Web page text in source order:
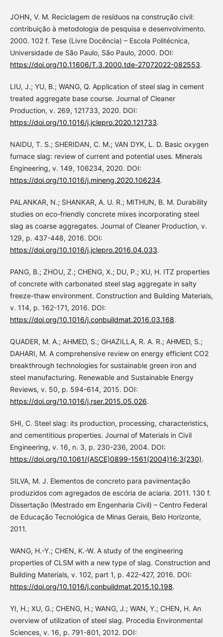
JOHN, V. M. Reciclagem de resíduos na construção civil:
contribuição à metodologia de pesquisa e desenvolvimento.
2000. 102 f. Tese (Livre Docência) – Escola Politécnica,
Universidade de São Paulo, São Paulo, 2000. DOI:
https://doi.org/10.11606/T.3.2000.tde-27072022-082553.
LIU, J.; YU, B.; WANG, Q. Application of steel slag in cement
treated aggregate base course. Journal of Cleaner
Production, v. 269, 121733, 2020. DOI:
https://doi.org/10.1016/j.jclepro.2020.121733.
NAIDU, T. S.; SHERIDAN, C. M.; VAN DYK, L. D. Basic oxygen
furnace slag: review of current and potential uses. Minerals
Engineering, v. 149, 106234, 2020. DOI:
https://doi.org/10.1016/j.mineng.2020.106234.
PALANKAR, N.; SHANKAR, A. U. R.; MITHUN, B. M. Durability
studies on eco-friendly concrete mixes incorporating steel
slag as coarse aggregates. Journal of Cleaner Production, v.
129, p. 437-448, 2016. DOI:
https://doi.org/10.1016/j.jclepro.2016.04.033.
PANG, B.; ZHOU, Z.; CHENG, X.; DU, P.; XU, H. ITZ properties
of concrete with carbonated steel slag aggregate in salty
freeze-thaw environment. Construction and Building Materials,
v. 114, p. 162-171, 2016. DOI:
https://doi.org/10.1016/j.conbuildmat.2016.03.168.
QUADER, M. A.; AHMED, S.; GHAZILLA, R. A. R.; AHMED, S.;
DAHARI, M. A comprehensive review on energy efficient CO2
breakthrough technologies for sustainable green iron and
steel manufacturing. Renewable and Sustainable Energy
Reviews, v. 50, p. 594-614, 2015. DOI:
https://doi.org/10.1016/j.rser.2015.05.026.
SHI, C. Steel slag: its production, processing, characteristics,
and cementitious properties. Journal of Materials in Civil
Engineering, v. 16, n. 3, p. 230-236, 2004. DOI:
https://doi.org/10.1061/(ASCE)0899-1561(2004)16:3(230).
SILVA, M. J. Elementos de concreto para pavimentação
produzidos com agregados de escória de aciaria. 2011. 130 f.
Dissertação (Mestrado em Engenharia Civil) – Centro Federal
de Educação Tecnológica de Minas Gerais, Belo Horizonte,
2011.
WANG, H.-Y.; CHEN, K.-W. A study of the engineering
properties of CLSM with a new type of slag. Construction and
Building Materials, v. 102, part 1, p. 422-427, 2016. DOI:
https://doi.org/10.1016/j.conbuildmat.2015.10.198.
YI, H.; XU, G.; CHENG, H.; WANG, J.; WAN, Y.; CHEN, H. An
overview of utilization of steel slag. Procedia Environmental
Sciences, v. 16, p. 791-801, 2012. DOI: